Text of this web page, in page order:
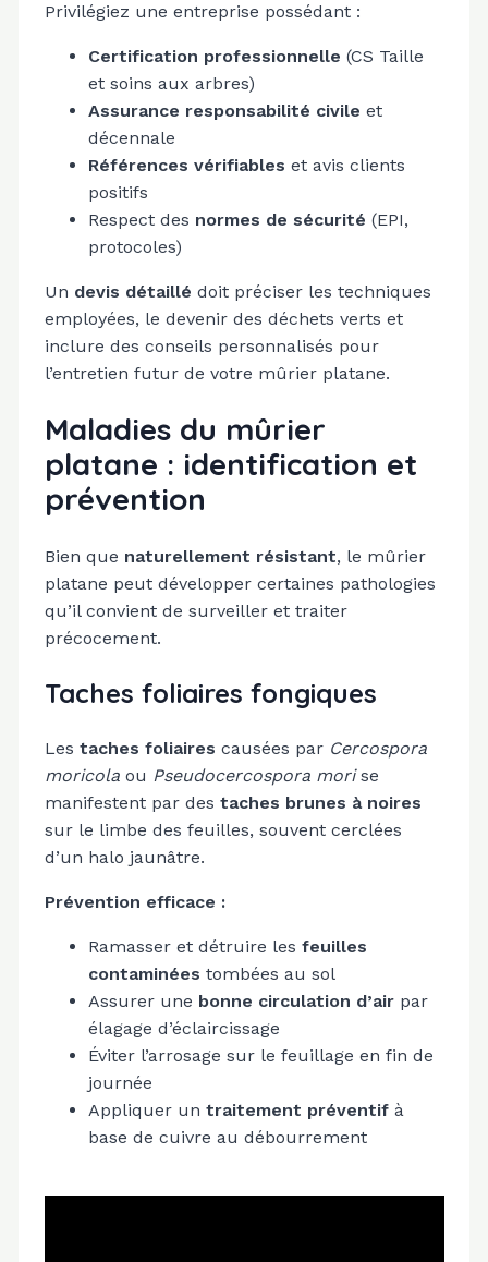
Privilégiez une entreprise possédant :
Certification professionnelle (CS Taille
et soins aux arbres)
Assurance responsabilité civile et
décennale
Références vérifiables et avis clients
positifs
Respect des normes de sécurité (EPI,
protocoles)
Un devis détaillé doit préciser les techniques
employées, le devenir des déchets verts et
inclure des conseils personnalisés pour
l’entretien futur de votre mûrier platane.
Maladies du mûrier
platane : identification et
prévention
Bien que naturellement résistant, le mûrier
platane peut développer certaines pathologies
qu’il convient de surveiller et traiter
précocement.
Taches foliaires fongiques
Les taches foliaires causées par Cercospora
moricolaou Pseudocercospora morise
manifestent par des taches brunes à noires
sur le limbe des feuilles, souvent cerclées
d’un halo jaunâtre.
Prévention efficace :
Ramasser et détruire les feuilles
contaminées tombées au sol
Assurer une bonne circulation d’airpar
élagage d’éclaircissage
Éviter l’arrosage sur le feuillage en fin de
journée
Appliquer un traitement préventifà
base de cuivre au débourrement